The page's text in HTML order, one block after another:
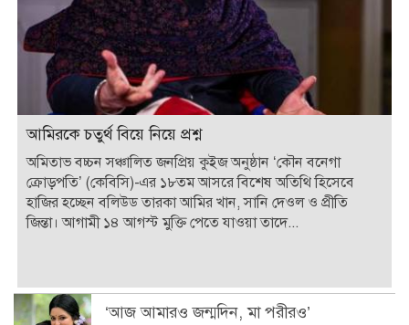
আমিরকে চতুর্থ বিয়ে নিয়ে প্রশ্ন
অমিতাভ বচ্চন সঞ্চালিত জনপ্রিয় কুইজ অনুষ্ঠান ‘কৌন বনেগা
ক্রোড়পতি’ (কেবিসি)-এর ১৮তম আসরে বিশেষ অতিথি হিসেবে
হাজির হচ্ছেন বলিউড তারকা আমির খান, সানি দেওল ও প্রীতি
জিন্তা। আগামী ১৪ আগস্ট মুক্তি পেতে যাওয়া তাদে...
‘আজ আমারও জন্মদিন, মা পরীরও’